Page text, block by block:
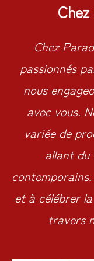
Chez
passionnés
nous
avec vous.
variée de
allant du
et à célébrer
travers